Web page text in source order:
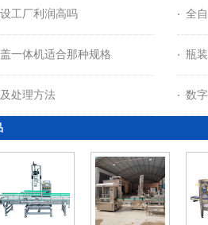
工厂利润高吗 全
一体机适合那种规格 瓶
处理方法 数